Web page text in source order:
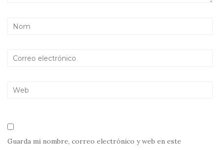
Guarda mi nombre, correo electrónico y web en este